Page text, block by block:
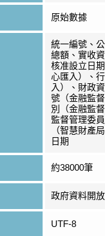
原始數據
統一編號、
總額、實收
核准設立日
心匯入）、
入）、財政
號（金融監
別（金融監
監督管理委
（智慧財產
日期
約38000筆
政府資料開
UTF-8